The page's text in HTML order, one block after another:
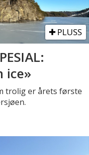
PLUSS
ice»
trolig er årets første